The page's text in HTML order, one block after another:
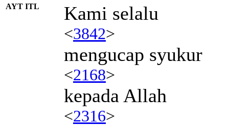
AYT ITL Kami selalu
<3842>
mengucap syukur
<2168>
kepada Allah
<2316>